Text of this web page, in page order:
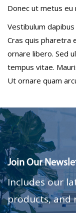
Donec ut metus
Vestibulum
Cras quis pharetra
ornare libero. Sed
tempus vitae.
Ut ornare quam
Join Our
Includes our
products, and